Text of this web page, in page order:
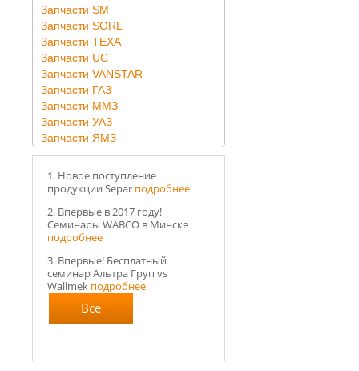
Запчасти SM
Запчасти SORL
Запчасти TEXA
Запчасти UC
Запчасти VANSTAR
Запчасти ГАЗ
Запчасти ММЗ
Запчасти УАЗ
Запчасти ЯМЗ
1. Новое поступление
продукции Separ подробнее
2. Впервые в 2017 году!
Семинары WABCO в Минске
подробнее
3. Впервые! Бесплатный
семинар Альтра Груп vs
Wallmek подробнее
Все